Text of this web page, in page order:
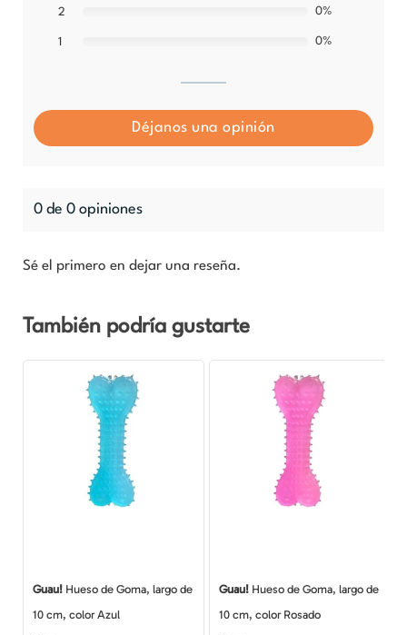
2 0%
1 0%
Déjanos una opinión
0 de 0 opiniones
Sé el primero en dejar una reseña.
También podría gustarte
Guau! Hueso de Goma, largo de
10 cm, color Azul
Guau! Hueso de Goma, largo de
10 cm, color Rosado